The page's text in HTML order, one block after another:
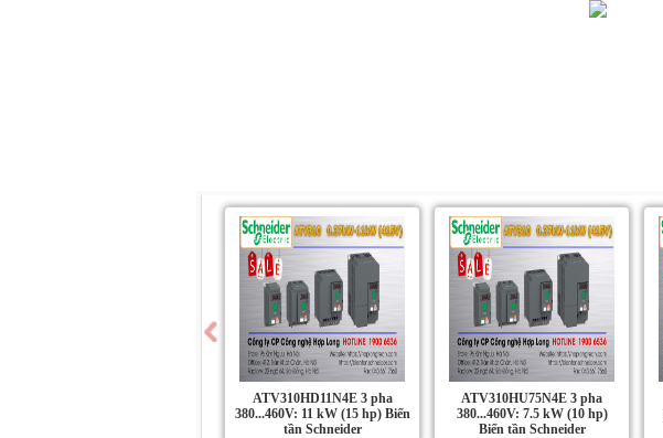
ATV310HD11N4E 3 pha
380...460V: 11 kW (15 hp) Biến
tần Schneider
ATV310HU75N4E 3 pha
380...460V: 7.5 kW (10 hp)
Biến tần Schneider